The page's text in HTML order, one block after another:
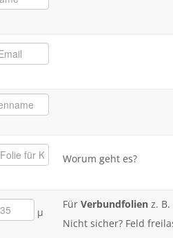
Worum geht es?
µ
Für Verbundfolien z. B.
Nicht sicher? Feld